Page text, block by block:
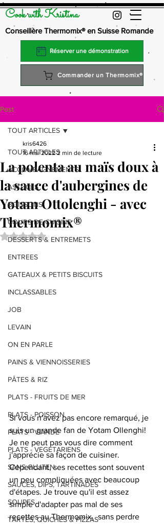
Cook with Kristina
Conseillère Thermomix® en Suisse Romande
Réserver une démonstration
Commander un Thermomix®
Post
TOUT ARTICLES
ACCOMPAGNEMENTS
ASTUCES
BOISSONS
COURS DE CUISINE
DESSERTS & ENTREMETS
ENTREES
GATEAUX & PETITS BISCUITS
INCLASSABLES
JOB
LEVAIN
ON EN PARLE
PAINS & VIENNOISSERIES
PÂTES & RIZ
PLATS - FRUITS DE MER
PLATS - POISSON
PLATS - VIANDE
PLATS - VEGETARIENS
SANS GLUTEN
SAUCES, DIPS, TARTINADES
SOUPES
TARTES, QUICHES & PIZZAS
TOUT ARTICLES
La polenta au maïs doux à
la sauce d'aubergines de
Yotam Ottolenghi - avec
Thermomix®
kris6426
16 mai 2022 2 min de lecture
Noté NaN étoiles sur 5.
Si vous n'avez pas encore remarqué, je
suis un grande fan de Yotam Ollenghi!
Je ne peut pas vous dire comment
j'apprécie sa façon de cuisiner.
Cependant, ses recettes sont souvent
un peu compliquées avec beaucoup
d'étapes. Je trouve qu'il est assez
simple d'adapter pas mal de ses
recettes au Thermomix,  sans perdre